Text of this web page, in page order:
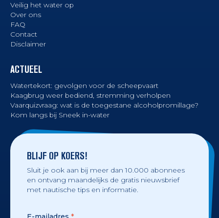
Veilig het water op
Over ons
FAQ
Contact
Disclaimer
ACTUEEL
Watertekort: gevolgen voor de scheepvaart
Kaagbrug weer bediend, stremming verholpen
Vaarquizvraag: wat is de toegestane alcoholpromillage?
Kom langs bij Sneek in-water
BLIJF OP KOERS!
Sluit je ook aan bij meer dan 10.000 abonnees
en ontvang maandelijks de gratis nieuwsbrief
met nautische tips en informatie.
E-mailadres *